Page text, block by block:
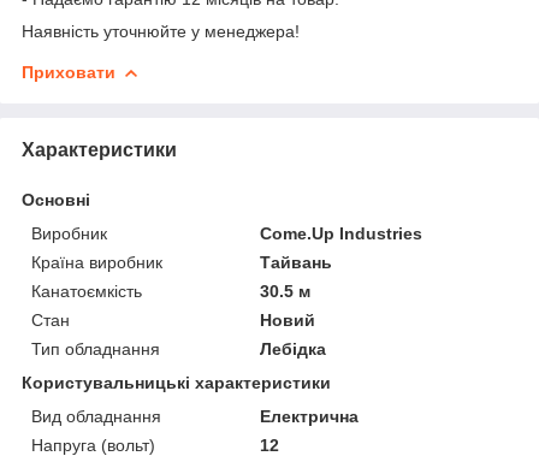
Наявність уточнюйте у менеджера!
Приховати
Характеристики
Основні
Виробник
Come.Up Industries
Країна виробник
Тайвань
Канатоємкість
30.5 м
Стан
Новий
Тип обладнання
Лебідка
Користувальницькі характеристики
Вид обладнання
Електрична
Напруга (вольт)
12